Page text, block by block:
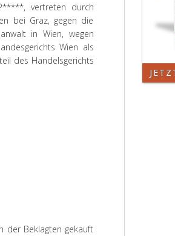
vertreten durch
bei Graz, gegen die
in Wien, wegen
Wien als
des Handelsgerichts
der Beklagten gekauft